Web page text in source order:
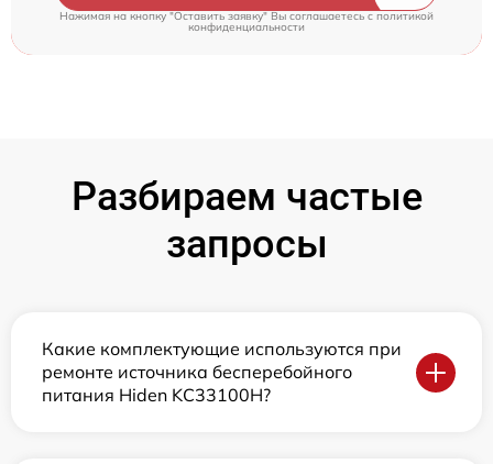
Нажимая на кнопку "Оставить заявку" Вы соглашаетесь c политикой
конфиденциальности
Разбираем частые
запросы
Какие комплектующие используются при
ремонте источника бесперебойного
питания Hiden KC33100H?